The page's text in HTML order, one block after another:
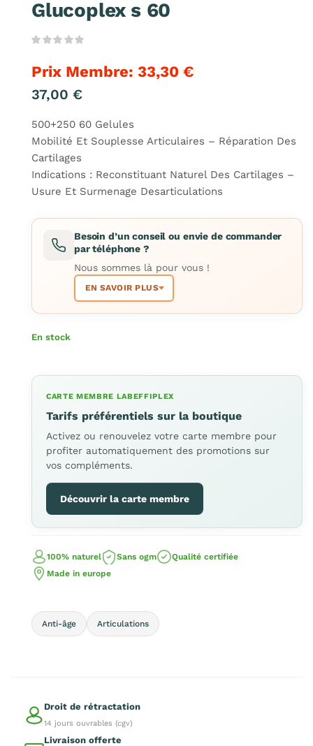
Glucoplex s 60
Prix Membre: 33,30 €
37,00 €
500+250 60 Gelules
Mobilité Et Souplesse Articulaires – Réparation Des
Cartilages
Indications : Reconstituant Naturel Des Cartilages –
Usure Et Surmenage Desarticulations
Besoin d’un conseil ou envie de commander
par téléphone ?
Nous sommes là pour vous !
EN SAVOIR PLUS
En stock
CARTE MEMBRE LABEFFIPLEX
Tarifs préférentiels sur la boutique
Activez ou renouvelez votre carte membre pour
profiter automatiquement des promotions sur
vos compléments.
Découvrir la carte membre
100% naturel Sans ogm
Qualité certifiée
Made in europe
Anti-âge Articulations
Droit de rétractation
14 jours ouvrables (cgv)
Livraison offerte